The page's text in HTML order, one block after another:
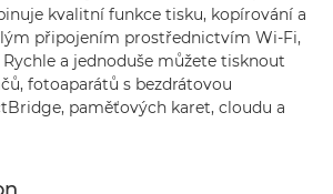
kvalitní funkce tisku, kopírování a
připojením prostřednictvím Wi-Fi,
a jednoduše můžete tisknout
fotoaparátů s bezdrátovou
paměťových karet, cloudu a